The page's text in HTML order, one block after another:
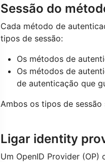
Sessão do
Cada método de
tipos de sessão:
Os métodos de
Os métodos de
de autenticação que
Ambos os tipos de
Ligar identity
Um OpenID Provider